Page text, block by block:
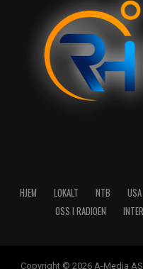
HJEM LOKALT NTB USA
OSS I RADIOEN
Copyright © 2026 A-Media